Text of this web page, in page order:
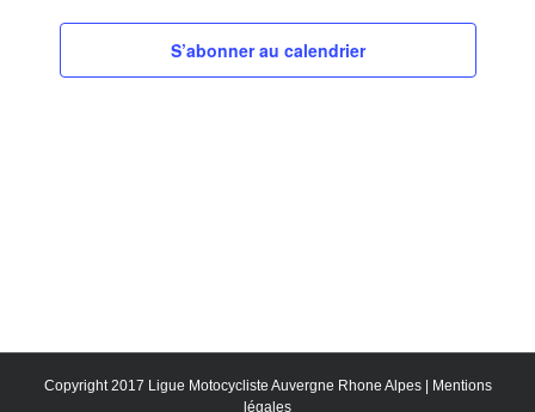
S’abonner au calendrier
Copyright 2017 Ligue Motocycliste Auvergne Rhone Alpes |
Mentions
légales